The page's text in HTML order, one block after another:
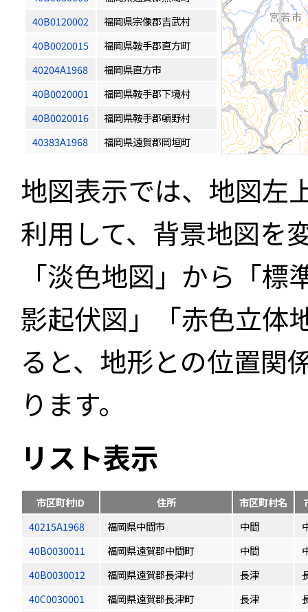
40B0120002
福岡県宗像郡吉武村
40B0020015
福岡県鞍手郡直方町
40204A1968
福岡県直方市
40B0020001
福岡県鞍手郡下境村
40B0020016
福岡県鞍手郡頓野村
40383A1968
福岡県遠賀郡岡垣町
地図表示では、地図左
利用して、背景地図を
「淡色地図」から「
影起伏図」「赤色立体
ると、地形との位置関
ります。
リスト表示
市区町村ID 住所 市区町村名
40215A1968
福岡県中間市 中間
40B0030011
福岡県遠賀郡中間町 中間
40B0030012
福岡県遠賀郡長津村 長津
40C0030001
福岡県遠賀郡長津町 長津